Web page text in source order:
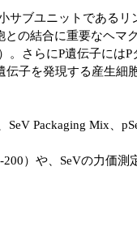
ブユニットであるリ
の結合に重要なヘマ
さらにP遺伝子には
子を発現する産生細
SeV Packaging Mix、
）や、SeVの力価測